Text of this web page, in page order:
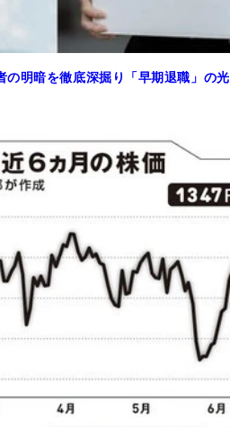
の明暗を徹底深掘り「早期退職」の光